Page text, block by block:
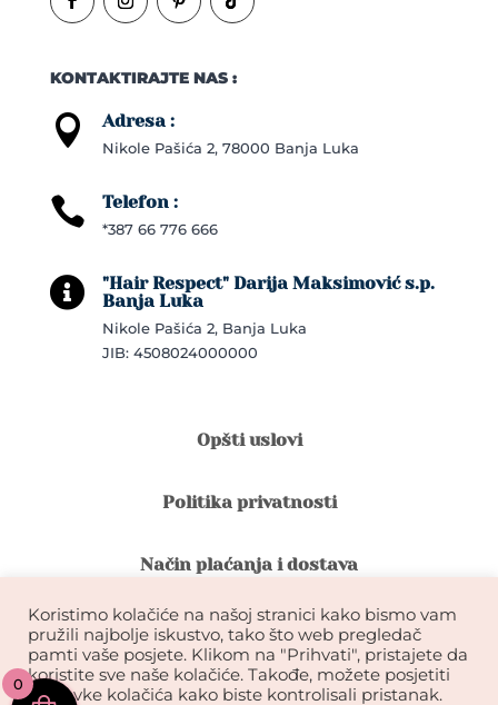
KONTAKTIRAJTE NAS :
 Adresa :
Nikole Pašića 2, 78000 Banja Luka
 Telefon :
*387 66 776 666

"Hair Respect" Darija Maksimović s.p.
Banja Luka
Nikole Pašića 2, Banja Luka
JIB: 4508024000000
Opšti uslovi
Politika privatnosti
Način plaćanja i dostava
Reklamacije i povrat robe
Garancija na kvalitet ekstenzija
Koristimo kolačiće na našoj stranici kako bismo vam
pružili najbolje iskustvo, tako što web pregledač
pamti vaše posjete. Klikom na "Prihvati", pristajete da
koristite sve naše kolačiće. Takođe, možete posjetiti
postavke kolačića kako biste kontrolisali pristanak.
0